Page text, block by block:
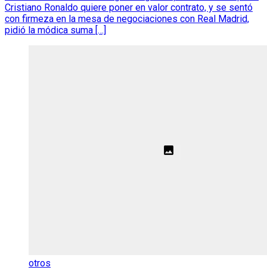
Cristiano Ronaldo quiere poner en valor contrato, y se sentó
con firmeza en la mesa de negociaciones con Real Madrid,
pidió la módica suma […]
otros